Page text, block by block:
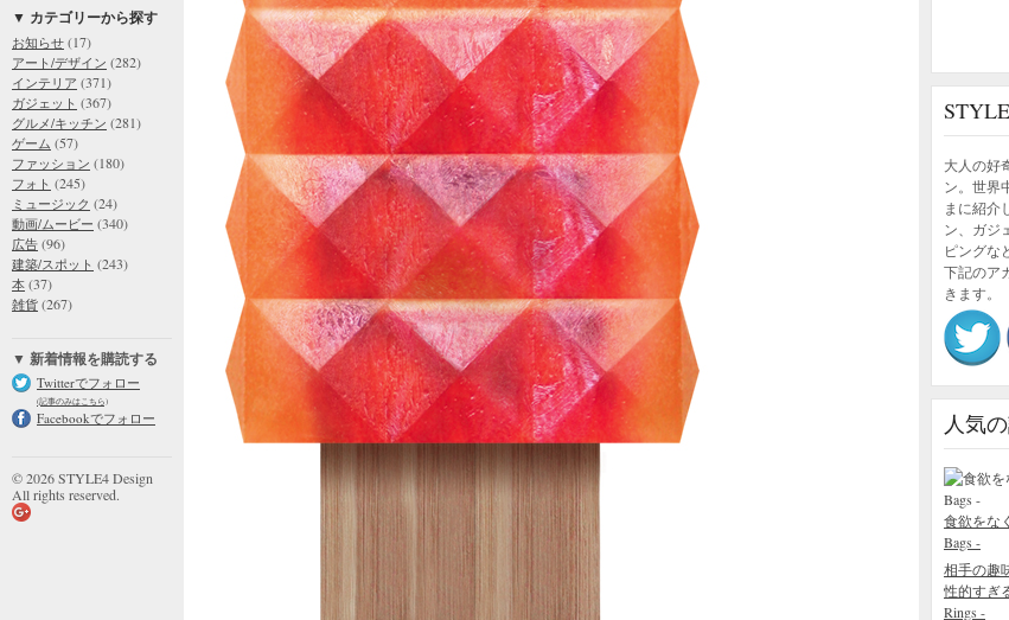
▼ カテゴリーから探す
お知らせ (17)
アート/デザイン (282)
インテリア (371)
ガジェット (367)
グルメ/キッチン (281)
ゲーム (57)
ファッション (180)
フォト (245)
ミュージック (24)
動画/ムービー (340)
広告 (96)
建築/スポット (243)
本 (37)
雑貨 (267)
▼ 新着情報を購読する
Twitterでフォロー
(記事のみはこちら)
Facebookでフォロー
© 2026 STYLE4 Design
All rights reserved.
大人の好
ン。世界
まに紹介
ン、ガジ
ピングな
下記のア
きます。
人気
食欲をな
Bags -
相手の趣
性的すぎ
Rings -